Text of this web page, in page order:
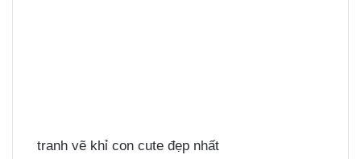
tranh vẽ khỉ con cute đẹp nhất